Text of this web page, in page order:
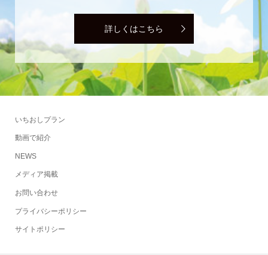
詳しくはこちら
いちおしプラン
動画で紹介
NEWS
メディア掲載
お問い合わせ
プライバシーポリシー
サイトポリシー